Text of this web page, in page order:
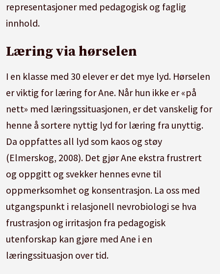
representasjoner med pedagogisk og faglig
innhold.
Læring via hørselen
I en klasse med 30 elever er det mye lyd. Hørselen
er viktig for læring for Ane. Når hun ikke er «på
nett» med læringssituasjonen, er det vanskelig for
henne å sortere nyttig lyd for læring fra unyttig.
Da oppfattes all lyd som kaos og støy
(Elmerskog, 2008). Det gjør Ane ekstra frustrert
og oppgitt og svekker hennes evne til
oppmerksomhet og konsentrasjon. La oss med
utgangspunkt i relasjonell nevrobiologi se hva
frustrasjon og irritasjon fra pedagogisk
utenforskap kan gjøre med Ane i en
læringssituasjon over tid.